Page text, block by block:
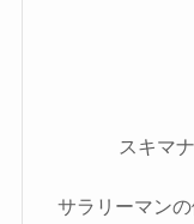
スキマ
サラリーマン